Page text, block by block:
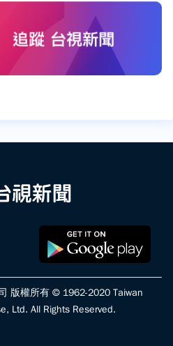
版權所有 © 1962-2020 Taiwan
Ltd. All Rights Reserved.